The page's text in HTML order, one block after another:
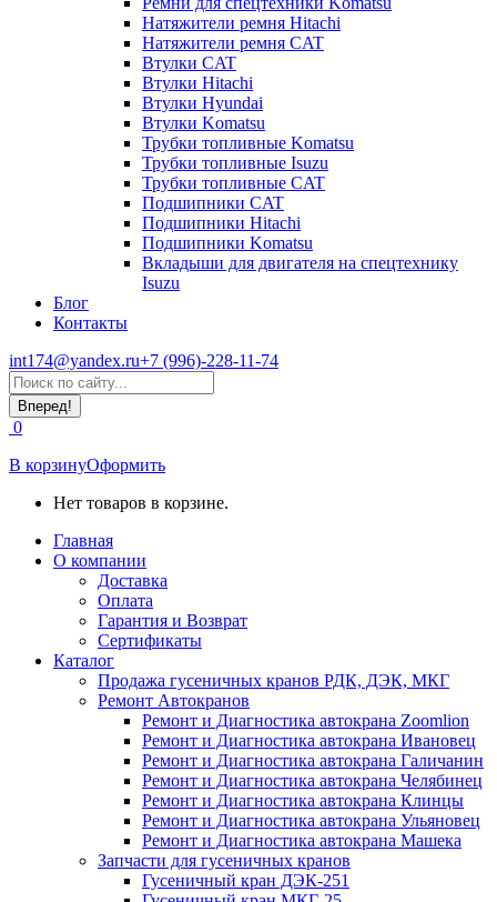
Натяжители ремня Hitachi
Натяжители ремня CAT
Втулки CAT
Втулки Hitachi
Втулки Hyundai
Втулки Komatsu
Трубки топливные Komatsu
Трубки топливные Isuzu
Трубки топливные CAT
Подшипники CAT
Подшипники Hitachi
Подшипники Komatsu
Вкладыши для двигателя на спецтехнику
Isuzu
Блог
Контакты
int174@yandex.ru+7 (996)-228-11-74
Страница
WhatsApp
открывается
в
новом
окне
Поиск:
0
В корзинуОформить
Нет товаров в корзине.
Главная
О компании
Доставка
Оплата
Гарантия и Возврат
Сертификаты
Каталог
Продажа гусеничных кранов РДК, ДЭК, МКГ
Ремонт Автокранов
Ремонт и Диагностика автокрана Zoomlion
Ремонт и Диагностика автокрана Ивановец
Ремонт и Диагностика автокрана Галичанин
Ремонт и Диагностика автокрана Челябинец
Ремонт и Диагностика автокрана Клинцы
Ремонт и Диагностика автокрана Ульяновец
Ремонт и Диагностика автокрана Машека
Запчасти для гусеничных кранов
Гусеничный кран ДЭК-251